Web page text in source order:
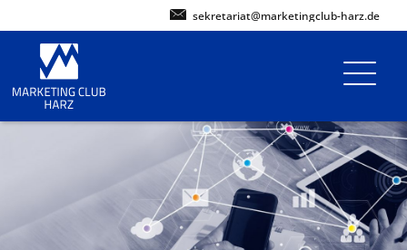
sekretariat@marketingclub-harz.de